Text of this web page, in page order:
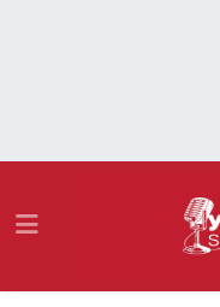
Namaz Vakitleri